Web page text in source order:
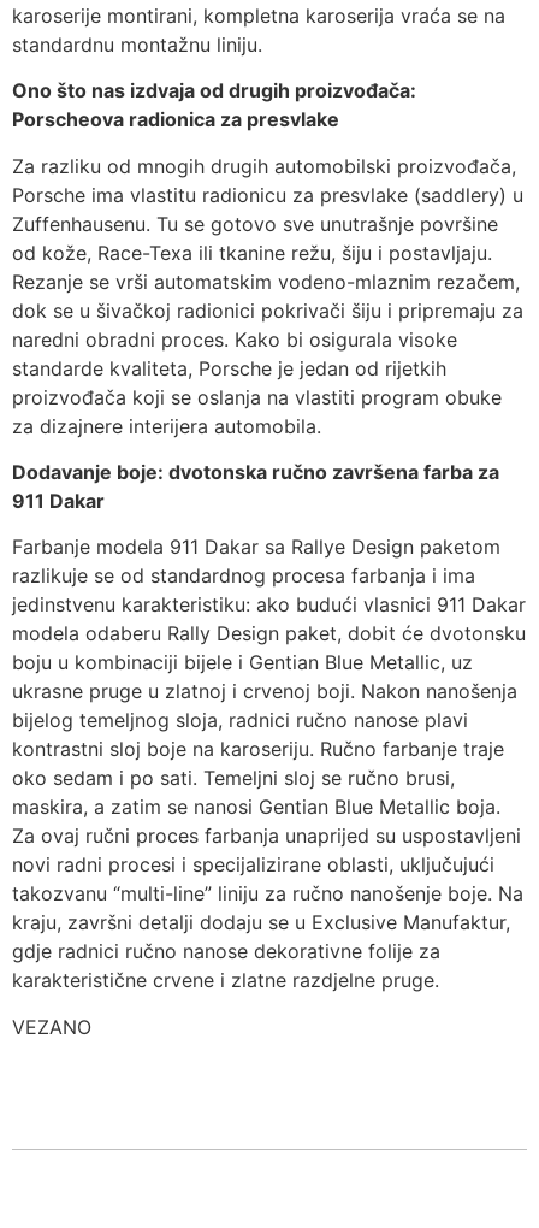
karoserije montirani, kompletna karoserija vraća se na
standardnu montažnu liniju.
Ono što nas izdvaja od drugih proizvođača:
Porscheova radionica za presvlake
Za razliku od mnogih drugih automobilski proizvođača,
Porsche ima vlastitu radionicu za presvlake (saddlery) u
Zuffenhausenu. Tu se gotovo sve unutrašnje površine
od kože, Race-Texa ili tkanine režu, šiju i postavljaju.
Rezanje se vrši automatskim vodeno-mlaznim rezačem,
dok se u šivačkoj radionici pokrivači šiju i pripremaju za
naredni obradni proces. Kako bi osigurala visoke
standarde kvaliteta, Porsche je jedan od rijetkih
proizvođača koji se oslanja na vlastiti program obuke
za dizajnere interijera automobila.
Dodavanje boje: dvotonska ručno završena farba za
911 Dakar
Farbanje modela 911 Dakar sa Rallye Design paketom
razlikuje se od standardnog procesa farbanja i ima
jedinstvenu karakteristiku: ako budući vlasnici 911 Dakar
modela odaberu Rally Design paket, dobit će dvotonsku
boju u kombinaciji bijele i Gentian Blue Metallic, uz
ukrasne pruge u zlatnoj i crvenoj boji. Nakon nanošenja
bijelog temeljnog sloja, radnici ručno nanose plavi
kontrastni sloj boje na karoseriju. Ručno farbanje traje
oko sedam i po sati. Temeljni sloj se ručno brusi,
maskira, a zatim se nanosi Gentian Blue Metallic boja.
Za ovaj ručni proces farbanja unaprijed su uspostavljeni
novi radni procesi i specijalizirane oblasti, uključujući
takozvanu “multi-line” liniju za ručno nanošenje boje. Na
kraju, završni detalji dodaju se u Exclusive Manufaktur,
gdje radnici ručno nanose dekorativne folije za
karakteristične crvene i zlatne razdjelne pruge.
VEZANO